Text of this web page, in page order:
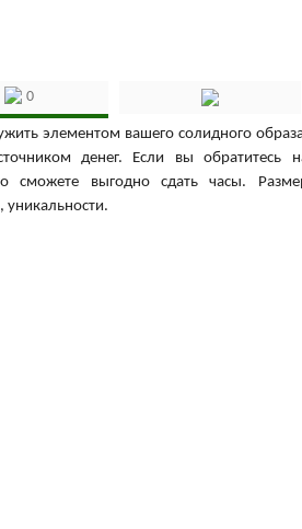
0
элементом вашего солидного
денег. Если вы обратитесь
сможете выгодно сдать часы.
уникальности.